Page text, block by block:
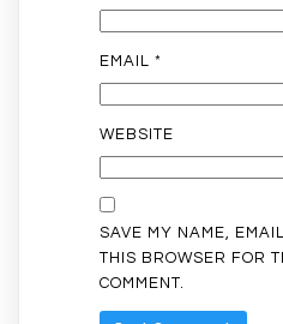
EMAIL *
WEBSITE
SAVE MY NAME,
THIS BROWSER FOR
COMMENT.